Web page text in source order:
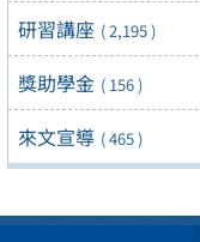
研習講座 ( 2,195 )
獎助學金 ( 156 )
來文宣導 ( 465 )